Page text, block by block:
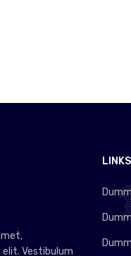
Vestibulum
LINKS